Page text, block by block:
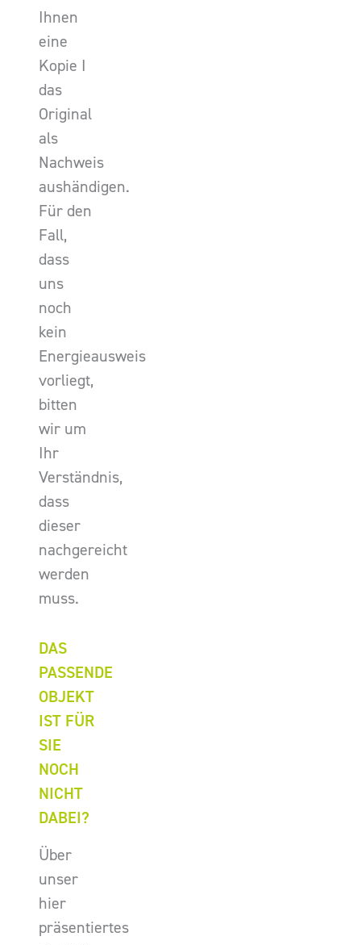
Ihnen
eine
Kopie I
das
Original
als
Nachweis
aushändigen.
Für den
Fall,
dass
uns
noch
kein
Energieausweis
vorliegt,
bitten
wir um
Ihr
Verständnis,
dass
dieser
nachgereicht
werden
muss.
DAS
PASSENDE
OBJEKT
IST FÜR
SIE
NOCH
NICHT
DABEI?
Über
unser
hier
präsentiertes